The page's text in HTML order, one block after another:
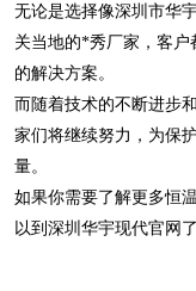
无论是选择像深圳市华
关当地的*秀厂家，客户
的解决方案。
而随着技术的不断进步
家们将继续努力，为保
量。
如果你需要了解更多恒
以到深圳华宇现代官网